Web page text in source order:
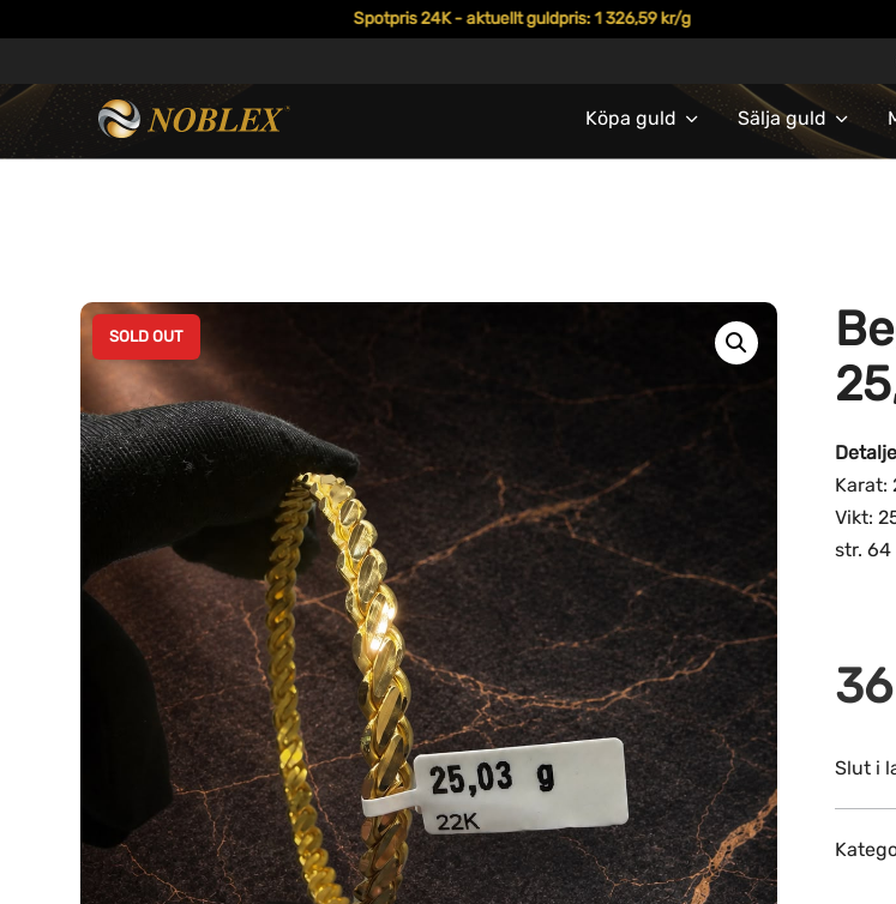
Spotpris 24K - aktuellt guldpris: 1 326,59 kr/g
Köpa guld Sälja guld
SOLD OUT
Karat:
Vikt:
str. 64
Slut i